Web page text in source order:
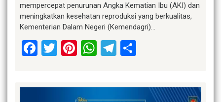
mempercepat penurunan Angka Kematian Ibu (AKI) dan
meningkatkan kesehatan reproduksi yang berkualitas,
Kementerian Dalam Negeri (Kemendagri)…
Facebook
Twitter
Pinterest
WhatsApp
Telegram